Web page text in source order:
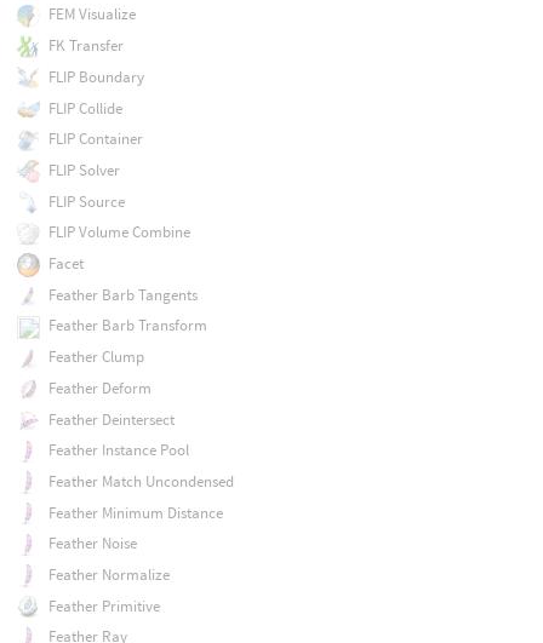
FEM Visualize
FK Transfer
FLIP Boundary
FLIP Collide
FLIP Container
FLIP Solver
FLIP Source
FLIP Volume Combine
Facet
Feather Barb Tangents
Feather Barb Transform
Feather Clump
Feather Deform
Feather Deintersect
Feather Instance Pool
Feather Match Uncondensed
Feather Minimum Distance
Feather Noise
Feather Normalize
Feather Primitive
Feather Ray